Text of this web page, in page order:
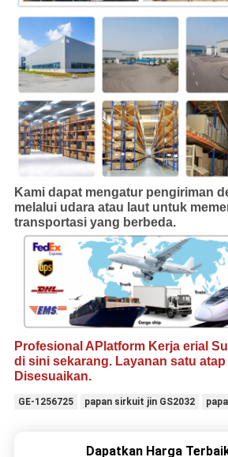
Kami dapat mengatur pengiriman
melalui udara atau laut untuk
transportasi yang berbeda.
Profesional A Platform Kerja erial
di sini sekarang. Layanan satu atap
Disesuaikan.
GE-1256725 papan sirkuit jin GS2032
Dapatkan Harga